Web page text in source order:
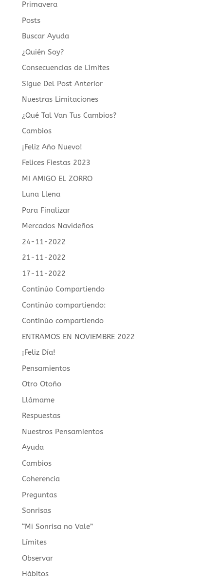
Primavera
Posts
Buscar Ayuda
¿Quién Soy?
Consecuencias de Límites
Sigue Del Post Anterior
Nuestras Limitaciones
¿Qué Tal Van Tus Cambios?
Cambios
¡Feliz Año Nuevo!
Felices Fiestas 2023
MI AMIGO EL ZORRO
Luna Llena
Para Finalizar
Mercados Navideños
24-11-2022
21-11-2022
17-11-2022
Continúo Compartiendo
Continúo compartiendo:
Continúo compartiendo
ENTRAMOS EN NOVIEMBRE 2022
¡Feliz Día!
Pensamientos
Otro Otoño
Llámame
Respuestas
Nuestros Pensamientos
Ayuda
Cambios
Coherencia
Preguntas
Sonrisas
“Mi Sonrisa no Vale”
Límites
Observar
Hábitos